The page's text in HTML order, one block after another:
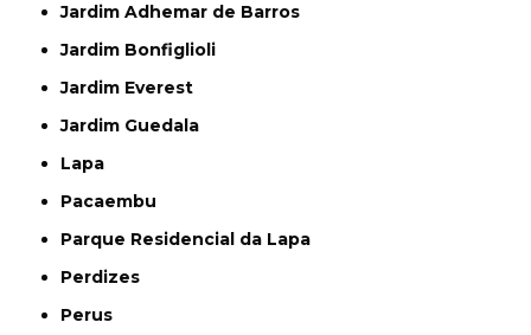
Jardim Adhemar de Barros
Jardim Bonfiglioli
Jardim Everest
Jardim Guedala
Lapa
Pacaembu
Parque Residencial da Lapa
Perdizes
Perus